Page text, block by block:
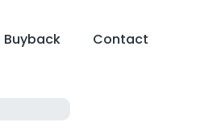
Buyback Contact